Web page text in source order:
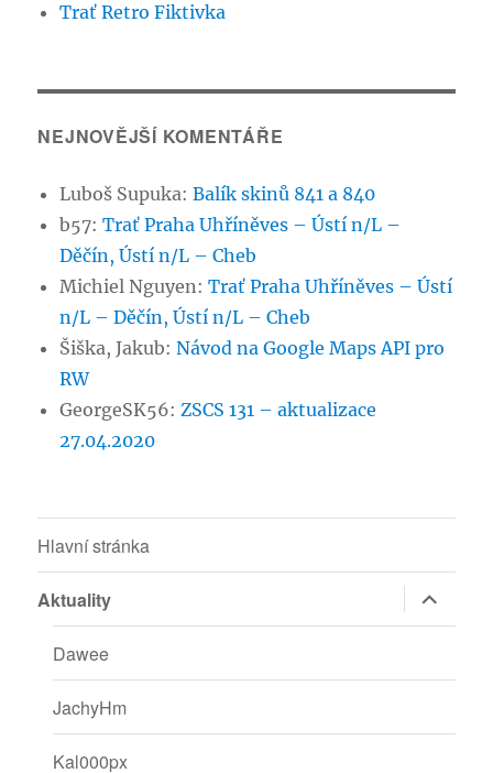
Trať Retro Fiktivka
NEJNOVĚJŠÍ KOMENTÁŘE
Luboš Supuka:Balík skinů 841 a 840
b57:Trať Praha Uhříněves – Ústí n/L –
Děčín, Ústí n/L – Cheb
Michiel Nguyen:Trať Praha Uhříněves – Ústí
n/L – Děčín, Ústí n/L – Cheb
Šiška, Jakub:Návod na Google Maps API pro
RW
GeorgeSK56:ZSCS 131 – aktualizace
27.04.2020
Hlavní stránka
Aktuality Zobrazit
položky
Dawee
JachyHm
Kal000px